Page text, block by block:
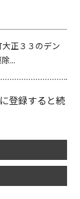
正３３のデン
...
登録すると続